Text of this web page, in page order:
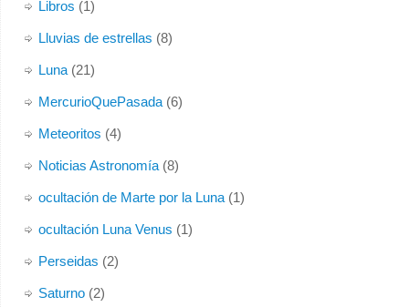
Libros (1)
Lluvias de estrellas (8)
Luna(21)
MercurioQuePasada(6)
Meteoritos (4)
Noticias Astronomía(8)
ocultación de Marte por la Luna(1)
ocultación Luna Venus (1)
Perseidas (2)
Saturno(2)